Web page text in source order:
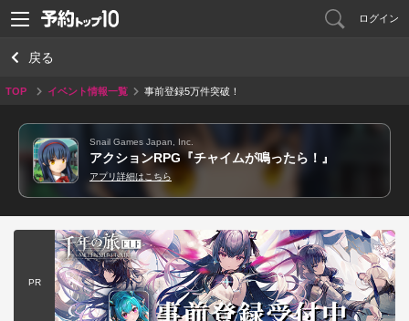
ログイン
戻る
TOP イベント情報一覧 事前登録5万件突破！
Snail Games Japan, Inc.
アクションRPG『チャイムが鳴ったら！』
アプリ詳細はこちら
PR